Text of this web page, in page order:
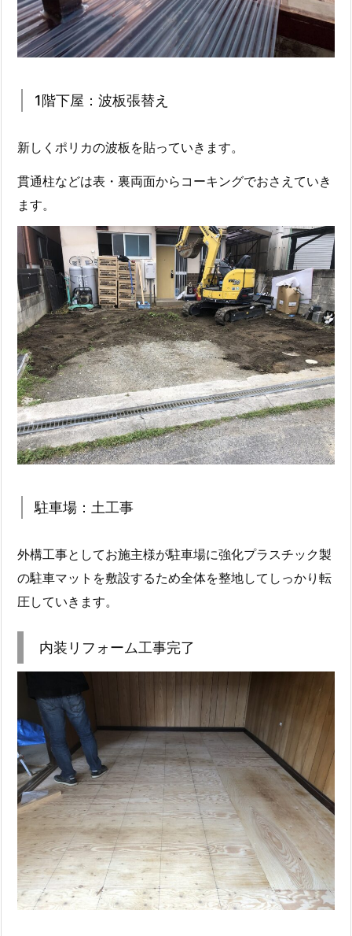
1階下屋：波板張替え
新しくポリカの波板を貼っていきます。
貫通柱などは表・裏両面からコーキングでおさえていき
ます。
駐車場：土工事
外構工事としてお施主様が駐車場に強化プラスチック製
の駐車マットを敷設するため全体を整地してしっかり転
圧していきます。
内装リフォーム工事完了